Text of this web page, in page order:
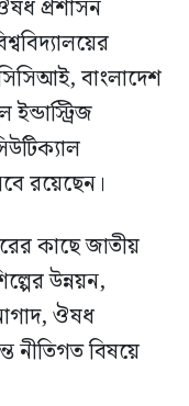
প্রশাসন
বাংলাদেশ
রয়েছেন।
কাছে জাতীয়
উন্নয়ন,
ঔষধ
নীতিগত বিষয়ে